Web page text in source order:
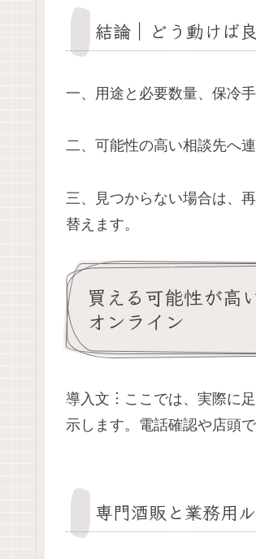
結論｜どう動けば
一、用途と必要数量、保冷
二、可能性の高い相談先へ
三、見つからない場合は、
替えます。
買える可能性が高
オンライン
導入文︙ここでは、実際に
示します。電話確認や店頭
専門酒販と業務用